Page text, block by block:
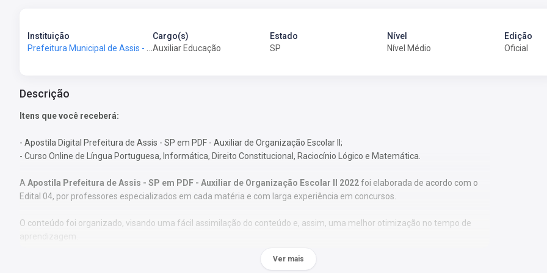
Instituição
Prefeitura Municipal de Assis - SP - Prefeitura de Assis - SP
Cargo(s)
Auxiliar Educação
Estado
SP
Nível
Nível Médio
Edição
Oficial
Descrição
Itens que você receberá:
- Apostila Digital Prefeitura de Assis - SP em PDF - Auxiliar de Organização Escolar II;
- Curso Online de Língua Portuguesa, Informática, Direito Constitucional, Raciocínio Lógico e Matemática.
A Apostila Prefeitura de Assis - SP em PDF - Auxiliar de Organização Escolar II 2022foi elaborada de acordo com o
Edital 04, por professores especializados em cada matéria e com larga experiência em concursos.
O conteúdo foi organizado, visando uma fácil assimilação do conteúdo e, assim, uma melhor otimização no tempo de
aprendizagem.
Ver mais